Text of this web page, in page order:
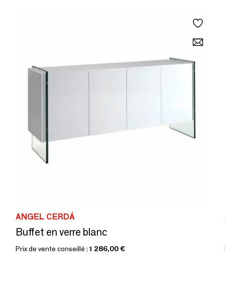
ANGEL CERDÁ
Buffet en verre blanc
Prix de vente conseillé : 1 286,00 €